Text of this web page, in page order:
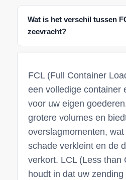
Wat is het verschil tussen
zeevracht?
FCL (Full Container
een volledige container
voor uw eigen
grotere volumes en
overslagmomenten,
schade verkleint en de
verkort. LCL (Less than
houdt in dat uw zending